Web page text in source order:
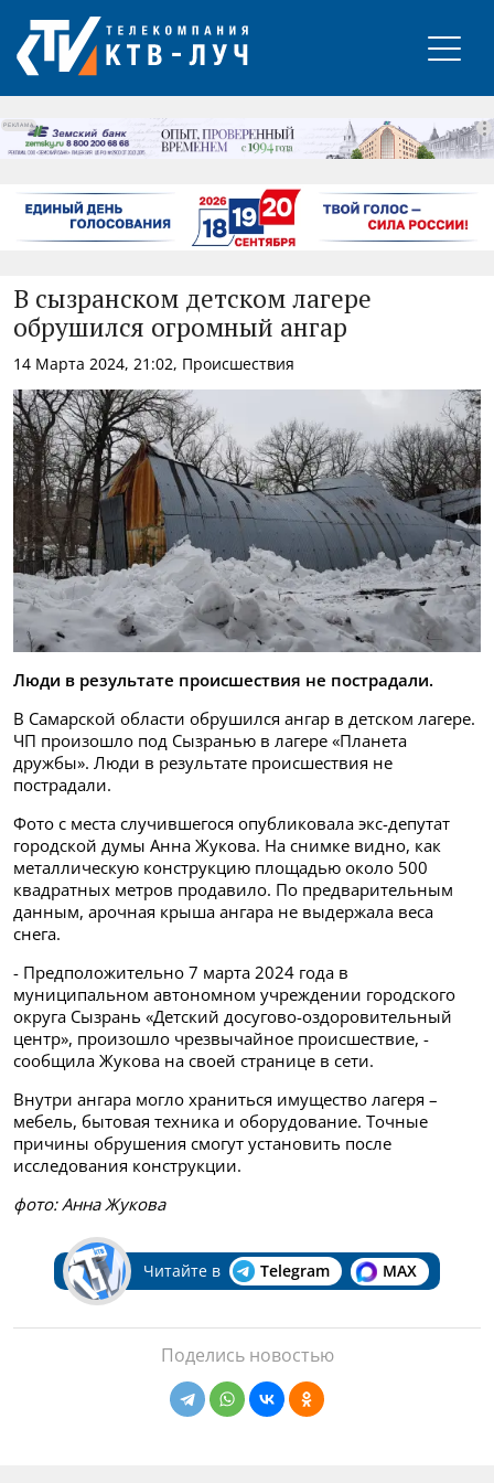
РЕКЛАМА
В сызранском детском лагере
обрушился огромный ангар
14 Марта 2024, 21:02, Происшествия
Люди в результате происшествия не пострадали.
В Самарской области обрушился ангар в детском лагере.
ЧП произошло под Сызранью в лагере «Планета
дружбы». Люди в результате происшествия не
пострадали.
Фото с места случившегося опубликовала экс-депутат
городской думы Анна Жукова. На снимке видно, как
металлическую конструкцию площадью около 500
квадратных метров продавило. По предварительным
данным, арочная крыша ангара не выдержала веса
снега.
- Предположительно 7 марта 2024 года в
муниципальном автономном учреждении городского
округа Сызрань «Детский досугово-оздоровительный
центр», произошло чрезвычайное происшествие, -
сообщила Жукова на своей странице в сети.
Внутри ангара могло храниться имущество лагеря –
мебель, бытовая техника и оборудование. Точные
причины обрушения смогут установить после
исследования конструкции.
фото: Анна Жукова
Читайте в Telegram MAX
Поделись новостью